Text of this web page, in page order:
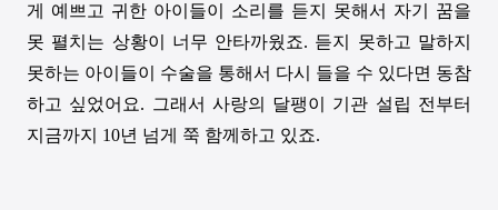
게 예쁘고 귀한 아이들이 소리를 듣지 못해서 자기 꿈을
못 펼치는 상황이 너무 안타까웠죠. 듣지 못하고 말하지
못하는 아이들이 수술을 통해서 다시 들을 수 있다면 동참
하고 싶었어요. 그래서 사랑의 달팽이 기관 설립 전부터
지금까지
10년 넘게 쭉 함께하고 있죠.